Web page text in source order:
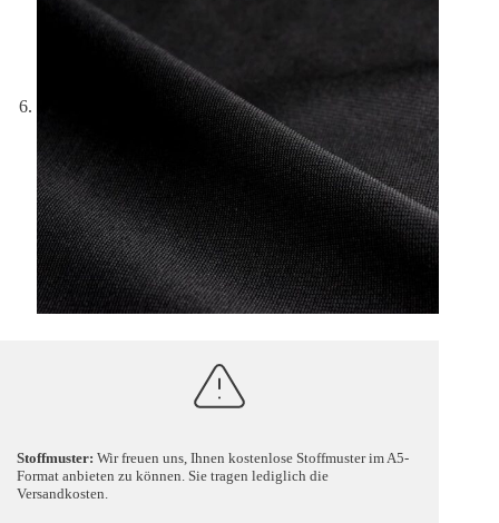
Stoffmuster: Wir freuen uns, Ihnen kostenlose Stoffmuster im A5-
Format anbieten zu können. Sie tragen lediglich die
Versandkosten.